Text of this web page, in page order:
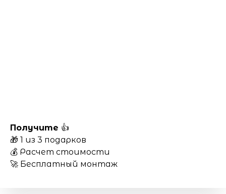
Получите 👍
🎁 1 из 3 подарков
💰 Расчет стоимости
🚀 Бесплатный монтаж